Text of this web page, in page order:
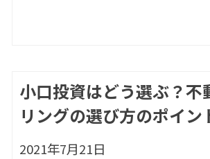
小口投資はどう選ぶ？不
リングの選び方のポイン
2021年7月21日